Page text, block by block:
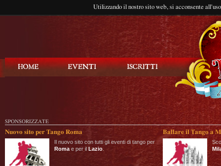
Utilizzando il nostro sito web, si acconsente
SPONSORIZZATE
Nuovo sito per Tango Roma
Il nuovo sito con tutti gli eventi di tango per
Roma e per il Lazio
Ballare il Tango a